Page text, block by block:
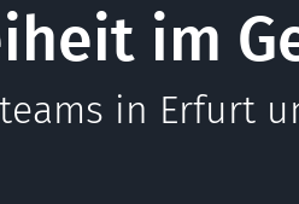
im
in Erfurt